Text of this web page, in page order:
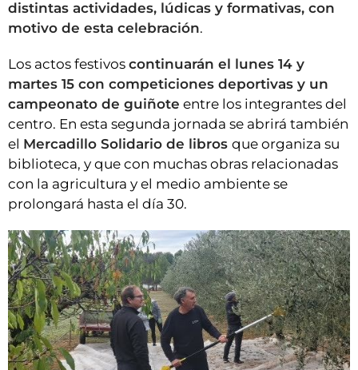
distintas actividades, lúdicas y formativas, con
motivo de esta celebración.
Los actos festivos continuarán el lunes 14 y
martes 15 con competiciones deportivas y un
campeonato de guiñote entre los integrantes del
centro. En esta segunda jornada se abrirá también
el Mercadillo Solidario de libros que organiza su
biblioteca, y que con muchas obras relacionadas
con la agricultura y el medio ambiente se
prolongará hasta el día 30.